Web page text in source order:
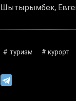
# туризм
# курорт